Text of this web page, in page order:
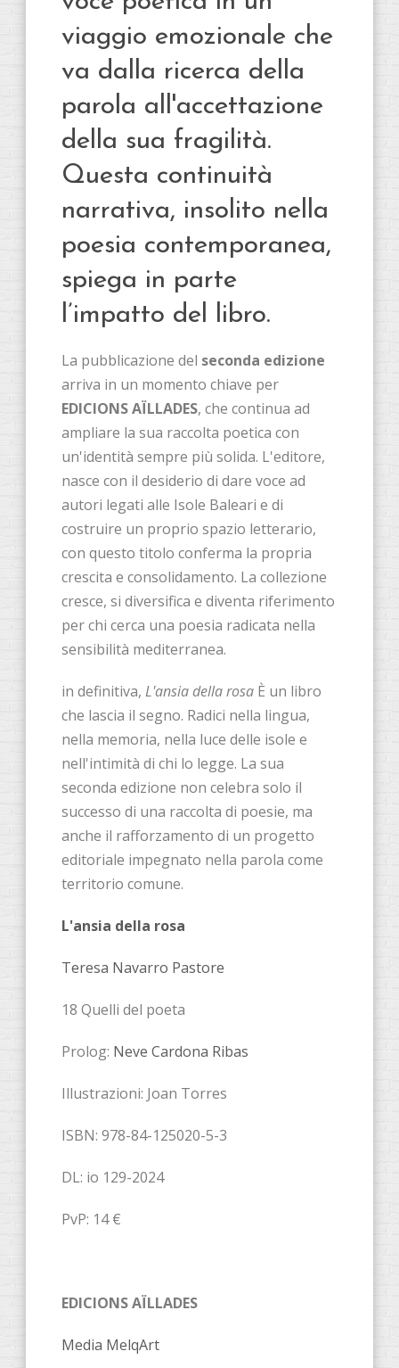
viaggio emozionale che
va dalla ricerca della
parola all'accettazione
della sua fragilità.
Questa continuità
narrativa, insolito nella
poesia contemporanea,
spiega in parte
l’impatto del libro.
La pubblicazione del seconda edizione
arriva in un momento chiave per
EDICIONS AÏLLADES, che continua ad
ampliare la sua raccolta poetica con
un'identità sempre più solida. L'editore,
nasce con il desiderio di dare voce ad
autori legati alle Isole Baleari e di
costruire un proprio spazio letterario,
con questo titolo conferma la propria
crescita e consolidamento. La collezione
cresce, si diversifica e diventa riferimento
per chi cerca una poesia radicata nella
sensibilità mediterranea.
in definitiva, L'ansia della rosa È un libro
che lascia il segno. Radici nella lingua,
nella memoria, nella luce delle isole e
nell'intimità di chi lo legge. La sua
seconda edizione non celebra solo il
successo di una raccolta di poesie, ma
anche il rafforzamento di un progetto
editoriale impegnato nella parola come
territorio comune.
L'ansia della rosa
Teresa Navarro Pastore
18 Quelli del poeta
Prolog: Neve Cardona Ribas
Illustrazioni: Joan Torres
ISBN: 978-84-125020-5-3
DL: io 129-2024
PvP: 14 €
EDICIONS AÏLLADES
Media MelqArt